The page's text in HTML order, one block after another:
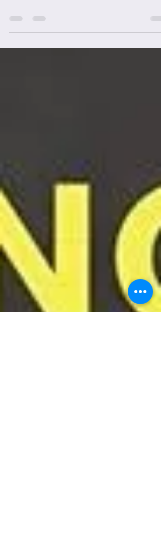
PRIORIDADE, SUA CONCORRÊNCIA SERÁ A
DELES”